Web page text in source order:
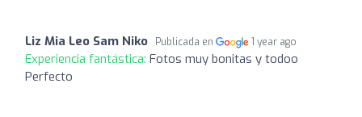
Liz Mia Leo Sam Niko Publicada en 1 year ago
Experiencia fantástica: Fotos muy bonitas y todoo
Perfecto